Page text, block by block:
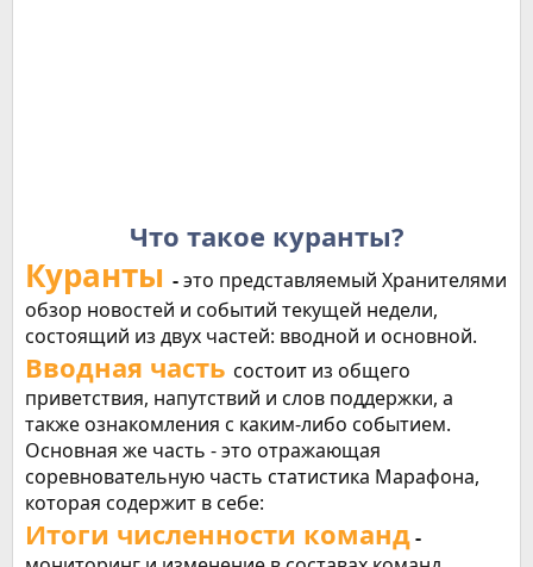
Что такое куранты?
Куранты -это представляемый Хранителями
обзор новостей и событий текущей недели,
состоящий из двух частей: вводной и основной.
Вводная часть состоит из общего
приветствия, напутствий и слов поддержки, а
также ознакомления с каким-либо событием.
Основная же часть - это отражающая
соревновательную часть статистика Марафона,
которая содержит в себе:
Итоги численности команд-